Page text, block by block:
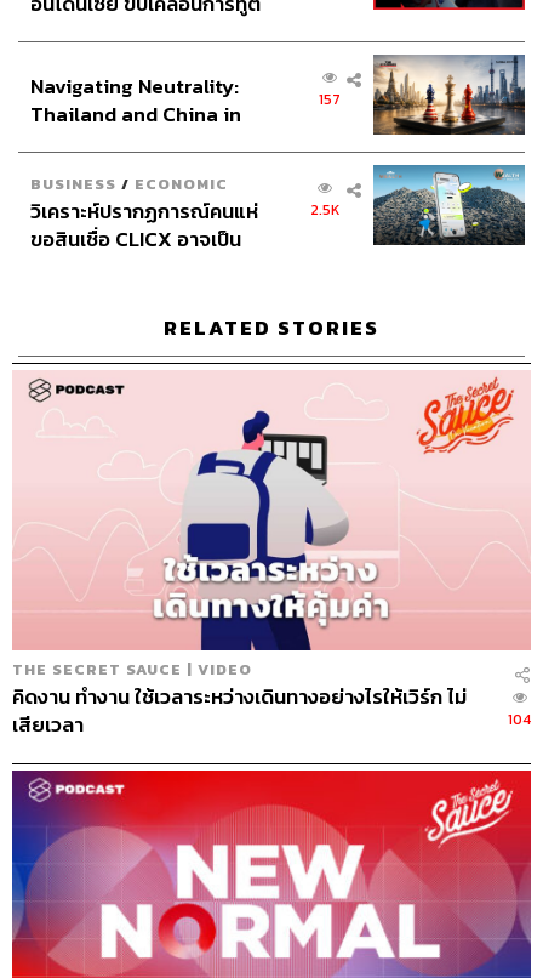
Credits
Show Creator นครินทร์ วนกิจไพบูลย์
Head of The Secret Sauceปณชัย อารีเพิ่มพร
Content Creatorชาคร ฉายเพชร
Sound Recording Engineer ขจีพรรณ วิจิตรรัตน์
Graphic Designerพันธิตรา หอมเดชนะกุล
Channel Manager
เชษฐพงศ์ ชูประดิษฐ์
Channel Admin
จักรภัทร อ่ำพริ้ง
Proofreader
ลักษณ์นารา พักตร์เพียงจันทร์
อารยา ปานศรี
Social Media Adminsวนัชพร ดวงนิล, สุทธกิตติ์​ สุทธา
วรรณกุล, ธิติกร ลิ้มทองมณี, วิมลณัฐ พรศิริอนันต์
Archive Officer
ชริน จำปาวัน
TAGS:
นครินทร์ วนกิจไพบูลย์
อินโดนีเซีย
Navigating Neutrality:
Thailand and China in
157
BUSINESS / ECONOMIC
วิเคราะห์ปรากฏการณ์คนแห่
ขอสินเชื่อ CLICX อาจเป็น
2.5K
RELATED STORIES
THE SECRET SAUCE | VIDEO
คิดงาน ทำงาน ใช้เวลาระหว่างเดินทางอย่างไรให้เวิร์ก ไม่
เสียเวลา
104